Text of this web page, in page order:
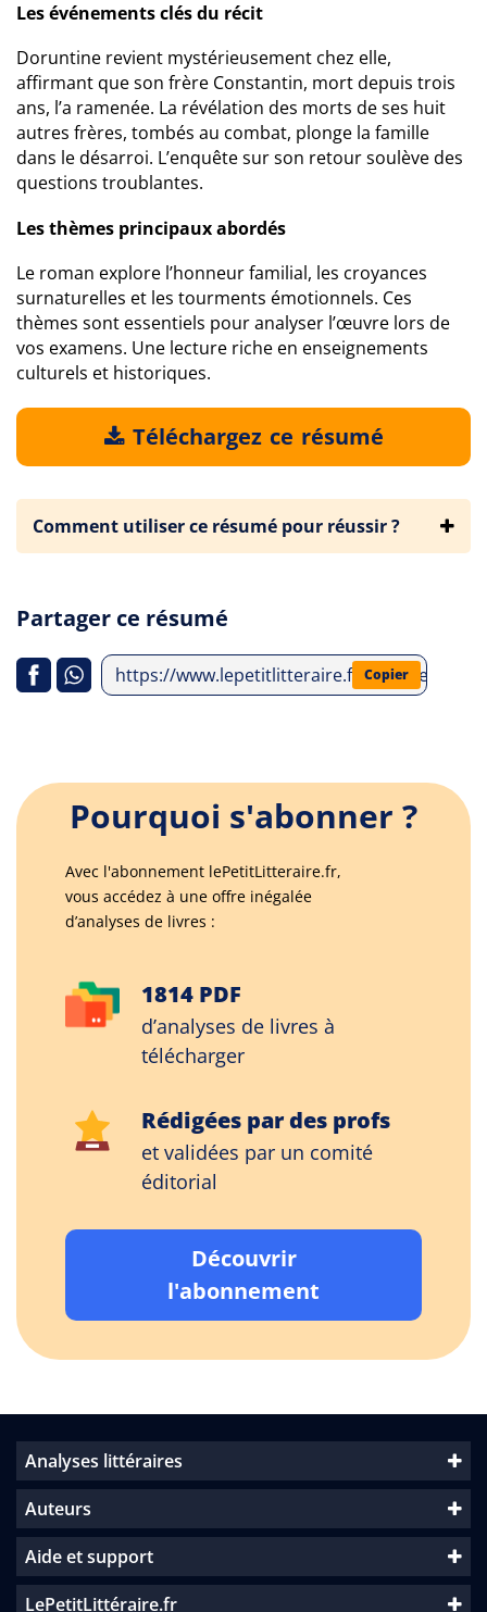
Les événements clés du récit
Doruntine revient mystérieusement chez elle,
affirmant que son frère Constantin, mort depuis trois
ans, l’a ramenée. La révélation des morts de ses huit
autres frères, tombés au combat, plonge la famille
dans le désarroi. L’enquête sur son retour soulève des
questions troublantes.
Les thèmes principaux abordés
Le roman explore l’honneur familial, les croyances
surnaturelles et les tourments émotionnels. Ces
thèmes sont essentiels pour analyser l’œuvre lors de
vos examens. Une lecture riche en enseignements
culturels et historiques.
Téléchargez ce résumé
Comment utiliser ce résumé pour réussir ?
Partager ce résumé
https://www.lepetitlitteraire.fr/analyses-
Copier
Pourquoi s'abonner ?
Avec l'abonnement lePetitLitteraire.fr,
vous accédez à une offre inégalée
d’analyses de livres :
1814 PDF
d’analyses de livres à
télécharger
Rédigées par des profs
et validées par un comité
éditorial
Découvrir
l'abonnement
Analyses littéraires
Auteurs
Aide et support
LePetitLittéraire.fr